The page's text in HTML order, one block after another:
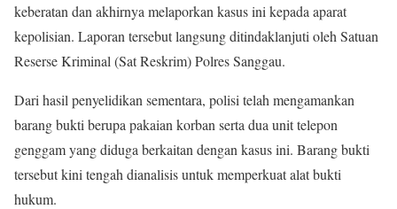
keberatan dan akhirnya melaporkan kasus ini kepada aparat
kepolisian. Laporan tersebut langsung ditindaklanjuti oleh Satuan
Reserse Kriminal (Sat Reskrim) Polres Sanggau.
Dari hasil penyelidikan sementara, polisi telah mengamankan
barang bukti berupa pakaian korban serta dua unit telepon
genggam yang diduga berkaitan dengan kasus ini. Barang bukti
tersebut kini tengah dianalisis untuk memperkuat alat bukti
hukum.